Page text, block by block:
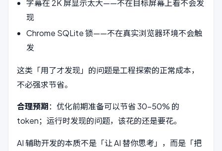
字幕在 2K 屏显示太大——不在目标屏幕上看不会发
现
Chrome SQLite 锁——不在真实浏览器环境不会触
发
这类「用了才发现」的问题是工程探索的正常成本，
不必强求节省。
合理预期：优化前期准备可以节省 30-50% 的
token；运行时发现的问题，该花的还是要花。
AI 辅助开发的本质不是「让 AI 替你思考」，而是「把